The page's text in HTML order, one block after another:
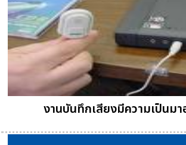
งานบันทึกเสียงมีความเป็นมา